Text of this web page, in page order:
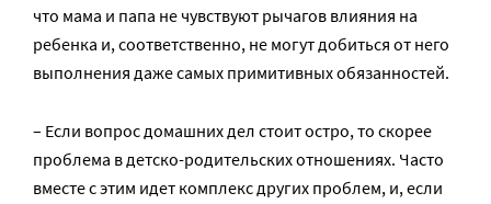
что мама и папа не чувствуют рычагов влияния на
ребенка и, соответственно, не могут добиться от него
выполнения даже самых примитивных обязанностей.
– Если вопрос домашних дел стоит остро, то скорее
проблема в детско-родительских отношениях. Часто
вместе с этим идет комплекс других проблем, и, если